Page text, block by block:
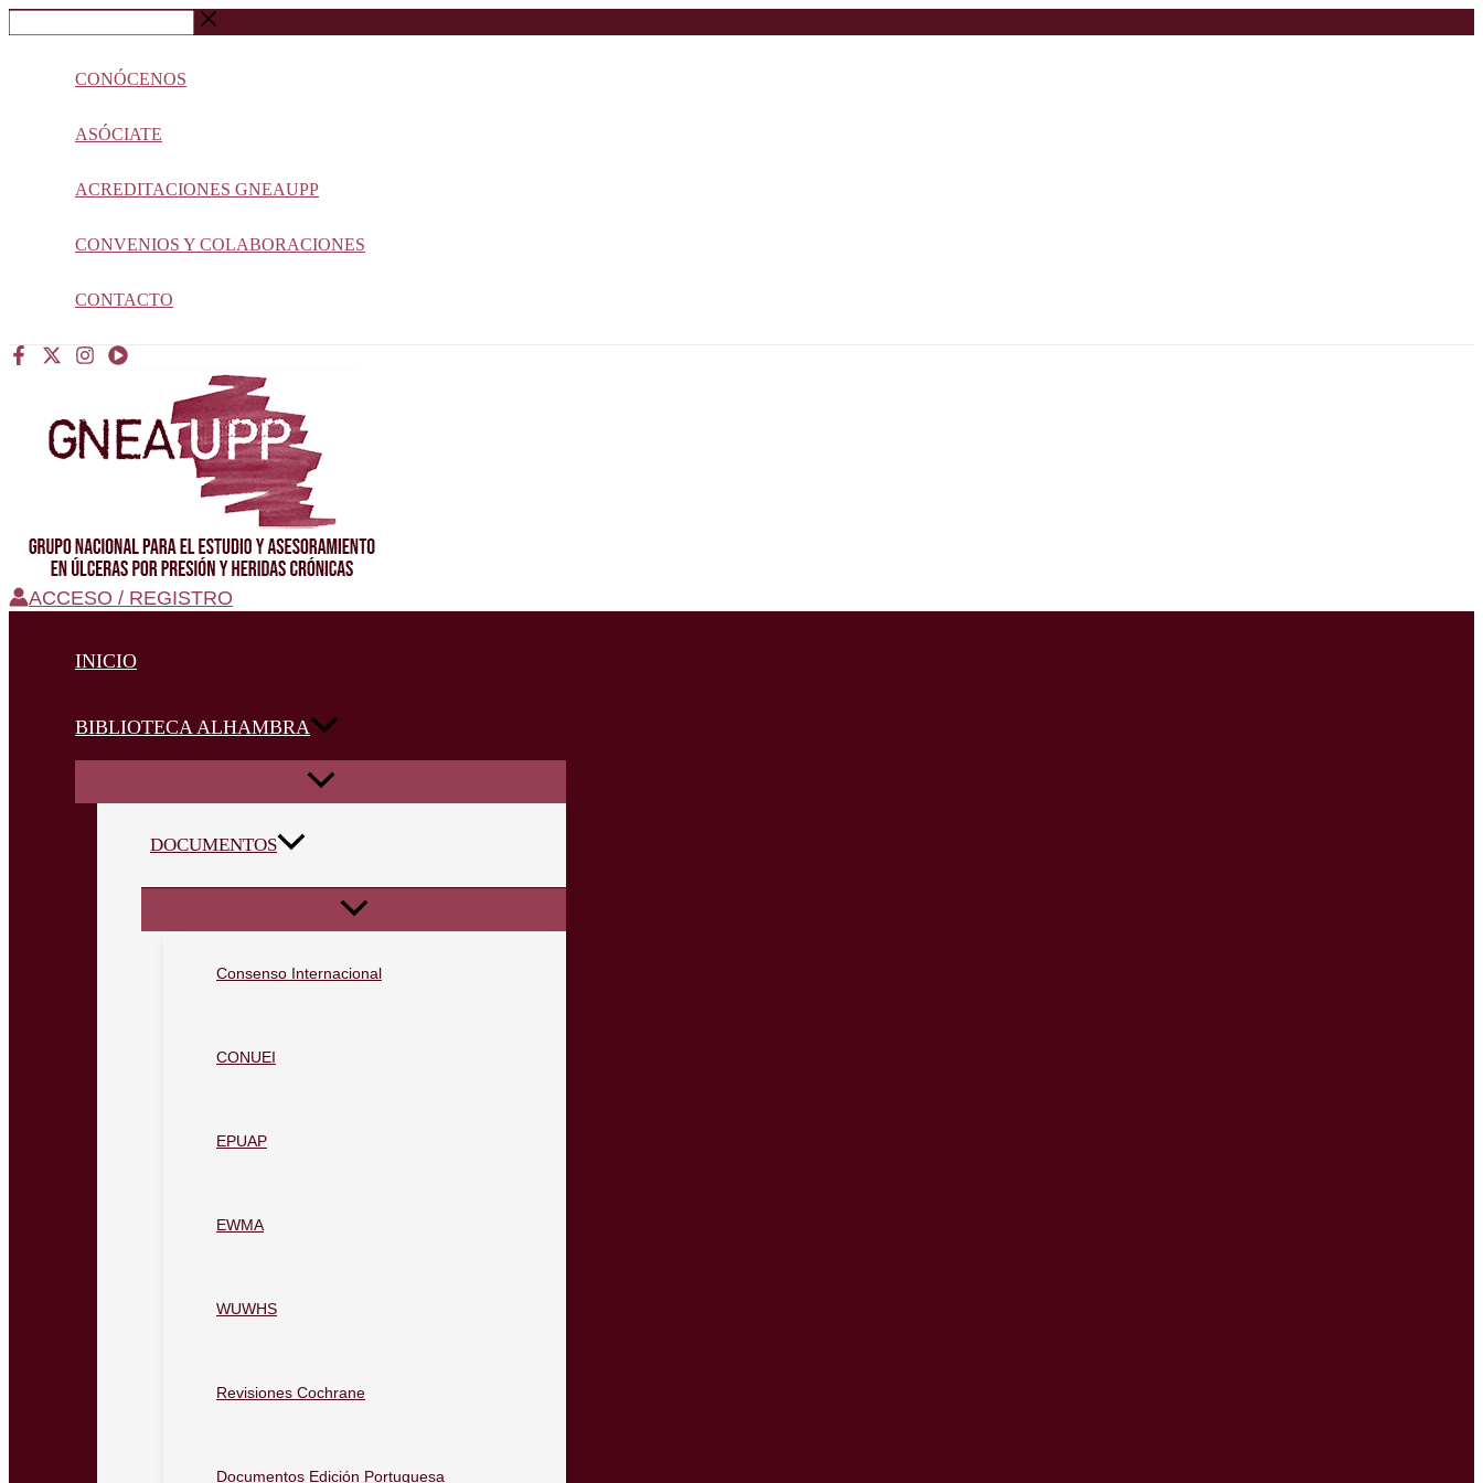
Ir
al
Buscar
…
CONÓCENOS
ASÓCIATE
ACREDITACIONES GNEAUPP
CONVENIOS Y COLABORACIONES
CONTACTO
ACCESO / REGISTRO
INICIO
BIBLIOTECA ALHAMBRA
DOCUMENTOS
Consenso Internacional
CONUEI
EPUAP
EWMA
WUWHS
Revisiones Cochrane
Documentos Edición Portuguesa